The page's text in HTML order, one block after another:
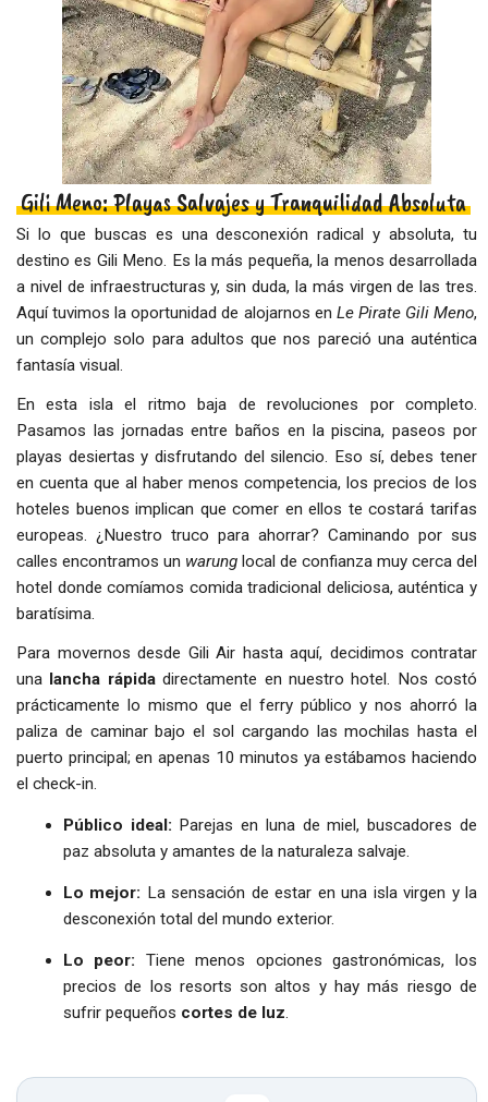
Gili Meno: Playas Salvajes y Tranquilidad Absoluta
Si lo que buscas es una desconexión radical y absoluta, tu
destino es Gili Meno. Es la más pequeña, la menos desarrollada
a nivel de infraestructuras y, sin duda, la más virgen de las tres.
Aquí tuvimos la oportunidad de alojarnos en Le Pirate Gili Meno,
un complejo solo para adultos que nos pareció una auténtica
fantasía visual.
En esta isla el ritmo baja de revoluciones por completo.
Pasamos las jornadas entre baños en la piscina, paseos por
playas desiertas y disfrutando del silencio. Eso sí, debes tener
en cuenta que al haber menos competencia, los precios de los
hoteles buenos implican que comer en ellos te costará tarifas
europeas. ¿Nuestro truco para ahorrar? Caminando por sus
calles encontramos un warung local de confianza muy cerca del
hotel donde comíamos comida tradicional deliciosa, auténtica y
baratísima.
Para movernos desde Gili Air hasta aquí, decidimos contratar
una lancha rápidadirectamente en nuestro hotel. Nos costó
prácticamente lo mismo que el ferry público y nos ahorró la
paliza de caminar bajo el sol cargando las mochilas hasta el
puerto principal; en apenas 10 minutos ya estábamos haciendo
el check-in.
Público ideal: Parejas en luna de miel, buscadores de
paz absoluta y amantes de la naturaleza salvaje.
Lo mejor: La sensación de estar en una isla virgen y la
desconexión total del mundo exterior.
Lo peor: Tiene menos opciones gastronómicas, los
precios de los resorts son altos y hay más riesgo de
sufrir pequeños cortes de luz